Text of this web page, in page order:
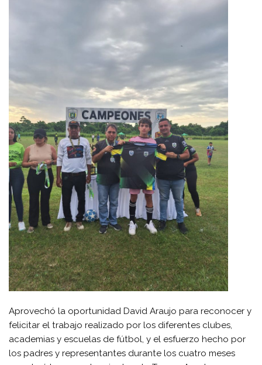
Aprovechó la oportunidad David Araujo para reconocer y
felicitar el trabajo realizado por los diferentes clubes,
academias y escuelas de fútbol, y el esfuerzo hecho por
los padres y representantes durante los cuatro meses